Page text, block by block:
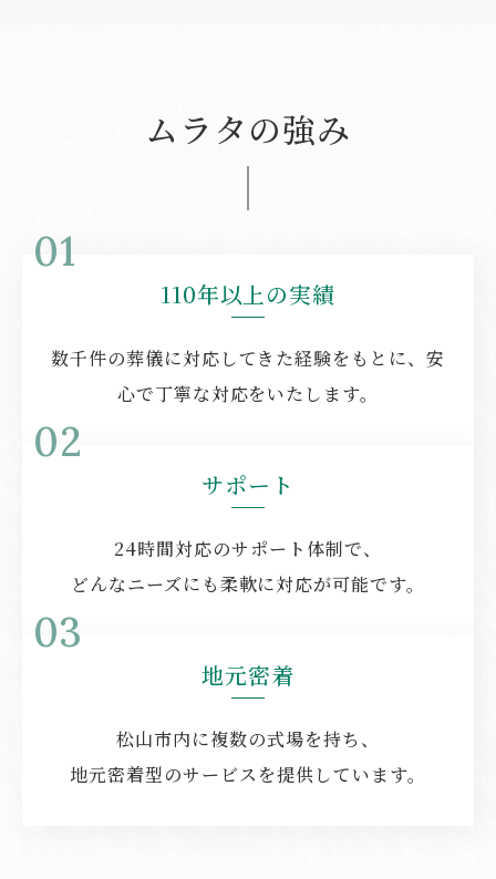
ムラタの強み
01
110年以上の実績
数千件の葬儀に対応してきた経験をもとに、安
心で丁寧な対応をいたします。
02
サポート
24時間対応のサポート体制で、
どんなニーズにも柔軟に対応が可能です。
03
地元密着
松山市内に複数の式場を持ち、
地元密着型のサービスを提供しています。